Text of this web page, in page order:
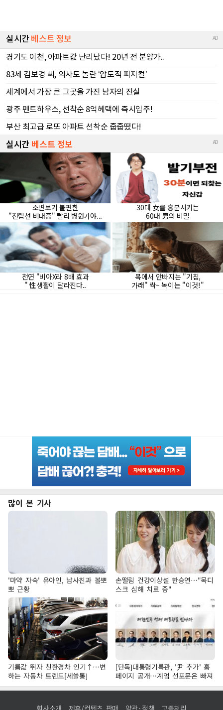
많이 본 기사
'마약 자숙' 유아인, 남사친과 볼뽀
뽀 근황
손떨림 건강이상설 한승연…"목디
스크 심해 치료 중"
기름값 뛰자 친환경차 인기↑…변
하는 자동차 트렌드[세쓸통]
[단독]대통령기록관, '尹 추가' 홈
페이지 공개…계엄 선포문은 빠져
회사소개 제휴/컨텐츠 판매 약관·정책 고충처리